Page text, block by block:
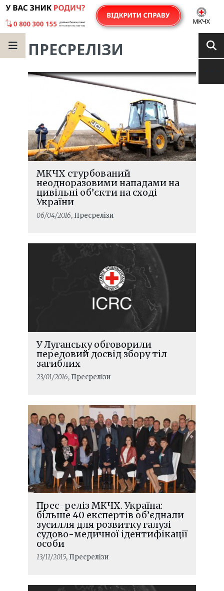
ПРЕСРЕЛІЗИ
МКЧХ стурбований
неодноразовими нападами на
цивільні об’єкти на сході
України
06/04/2016, Пресрелізи
У Луганську обговорили
передовий досвід збору тіл
загиблих
23/01/2016, Пресрелізи
Прес-реліз МКЧХ. Україна:
більше 40 експертів об’єднали
зусилля для розвитку галузі
судово-медичної ідентифікації
особи
13/11/2015, Пресрелізи